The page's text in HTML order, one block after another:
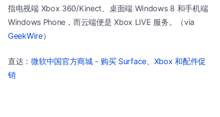
指电视端 Xbox 360/Kinect、桌面端 Windows 8 和手机端
Windows Phone，而云端便是 Xbox LIVE 服务。（via
GeekWire）
直达：微软中国官方商城 - 购买 Surface、Xbox 和配件促
销